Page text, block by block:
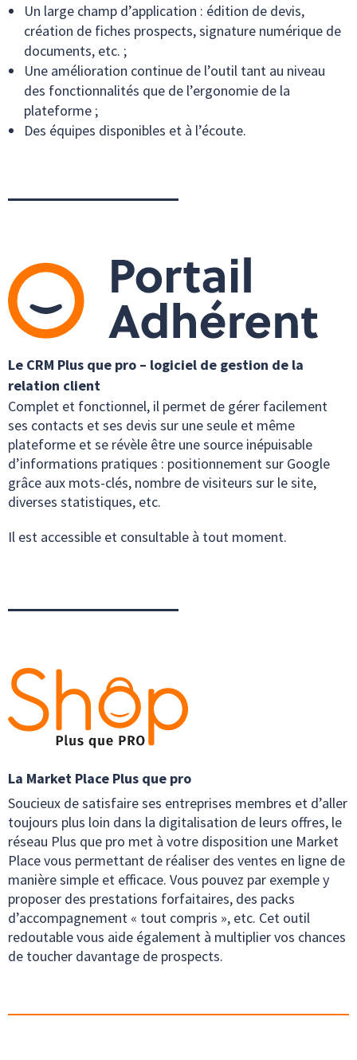
Un large champ d’application : édition de devis,
création de fiches prospects, signature numérique de
documents, etc. ;
Une amélioration continue de l’outil tant au niveau
des fonctionnalités que de l’ergonomie de la
plateforme ;
Des équipes disponibles et à l’écoute.
Le CRM Plus que pro – logiciel de gestion de la
relation client
Complet et fonctionnel, il permet de gérer facilement
ses contacts et ses devis sur une seule et même
plateforme et se révèle être une source inépuisable
d’informations pratiques : positionnement sur Google
grâce aux mots-clés, nombre de visiteurs sur le site,
diverses statistiques, etc.
Il est accessible et consultable à tout moment.
La Market Place Plus que pro
Soucieux de satisfaire ses entreprises membres et d’aller
toujours plus loin dans la digitalisation de leurs offres, le
réseau Plus que pro met à votre disposition une Market
Place vous permettant de réaliser des ventes en ligne de
manière simple et efficace. Vous pouvez par exemple y
proposer des prestations forfaitaires, des packs
d’accompagnement « tout compris », etc. Cet outil
redoutable vous aide également à multiplier vos chances
de toucher davantage de prospects.